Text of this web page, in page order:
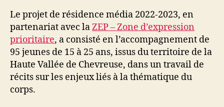
Le projet de résidence média 2022-2023, en
partenariat avec laZEP – Zone d’expression
prioritaire, a consisté en l’accompagnement de
95 jeunes de 15 à 25 ans, issus du territoire de la
Haute Vallée de Chevreuse, dans un travail de
récits sur les enjeux liés à la thématique du
corps.